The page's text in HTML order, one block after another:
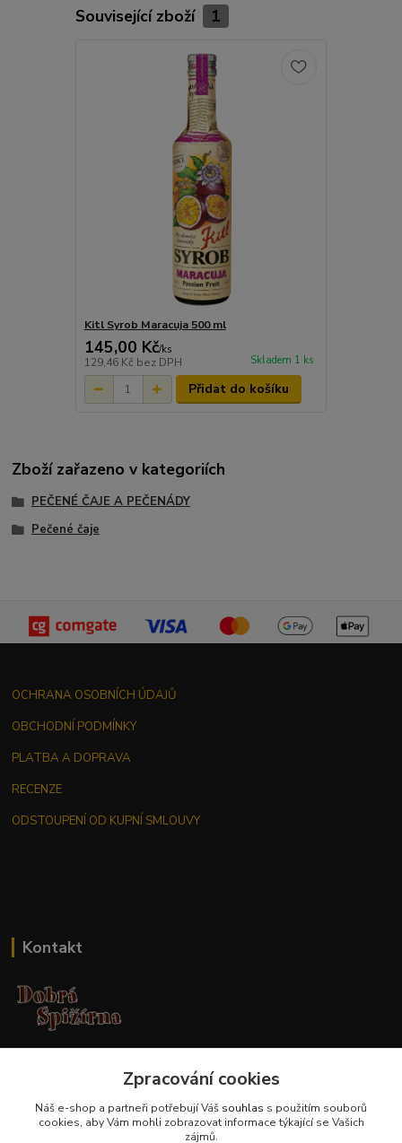
Související zboží 1
Kitl Syrob Maracuja 500 ml
145,00 Kč/ks
129,46 Kč bez DPH Skladem 1 ks
Přidat do košíku
Zboží zařazeno v kategoriích
PEČENÉ ČAJE A PEČENÁDY
Pečené čaje
OCHRANA OSOBNÍCH ÚDAJŮ
OBCHODNÍ PODMÍNKY
PLATBA A DOPRAVA
RECENZE
ODSTOUPENÍ OD KUPNÍ SMLOUVY
Kontakt
+420 737 551 994
obchod@dobraspizirna.cz
Zpracování cookies
Náš e-shop a partneři potřebují Váš souhlas s použitím souborů
cookies, aby Vám mohli zobrazovat informace týkající se Vašich
zájmů.